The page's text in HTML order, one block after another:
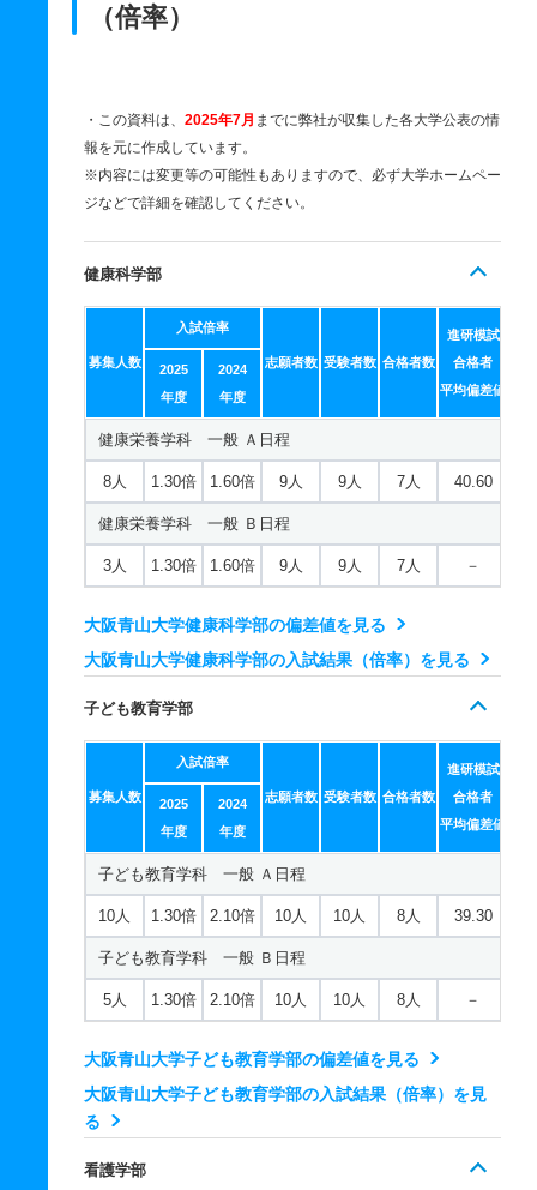
（倍率）
・この資料は、 2025年7月 までに弊社が収集した各大学公表の情
報を元に作成しています。
※内容には変更等の可能性もありますので、必ず大学ホームペー
ジなどで詳細を確認してください。
健康科学部
募集人数
入試倍率
志願者数 受験者数 合格者数
進研模試
合格者
平均偏差値
2025
年度
2024
年度
健康栄養学科 一般 Ａ日程
8人 1.30倍 1.60倍 9人 9人 7人 40.60
健康栄養学科 一般 Ｂ日程
3人 1.30倍 1.60倍 9人 9人 7人 －
大阪青山大学健康科学部の偏差値を見る
大阪青山大学健康科学部の入試結果（倍率）を見る
子ども教育学部
募集人数
入試倍率
志願者数 受験者数 合格者数
進研模試
合格者
平均偏差値
2025
年度
2024
年度
子ども教育学科 一般 Ａ日程
10人 1.30倍 2.10倍 10人 10人 8人 39.30
子ども教育学科 一般 Ｂ日程
5人 1.30倍 2.10倍 10人 10人 8人 －
大阪青山大学子ども教育学部の偏差値を見る
大阪青山大学子ども教育学部の入試結果（倍率）を見
る
看護学部